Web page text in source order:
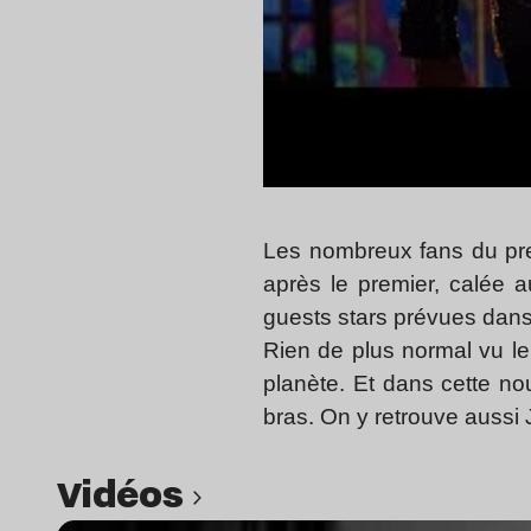
Les nombreux fans du
après le premier, calée
guests stars prévues
Rien de plus normal vu
planète. Et dans cette
bras. On y retrouve
Vidéos